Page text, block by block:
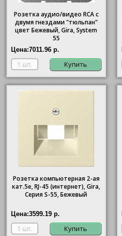
Розетка аудио/видео RCA с
двумя гнездами "тюльпан"
цвет Бежевый, Gira, System
55
Цена:7011.96 р.
Купить
Розетка компьютерная 2-ая
кат.5е, RJ-45 (интернет), Gira,
Серия S-55, Бежевый
Цена:3599.19 р.
Купить